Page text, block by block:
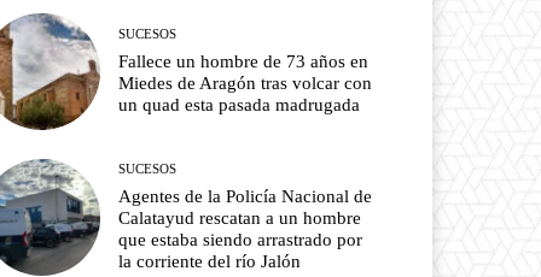
SUCESOS
Fallece un hombre de 73 años en
Miedes de Aragón tras volcar con
un quad esta pasada madrugada
SUCESOS
Agentes de la Policía Nacional de
Calatayud rescatan a un hombre
que estaba siendo arrastrado por
la corriente del río Jalón